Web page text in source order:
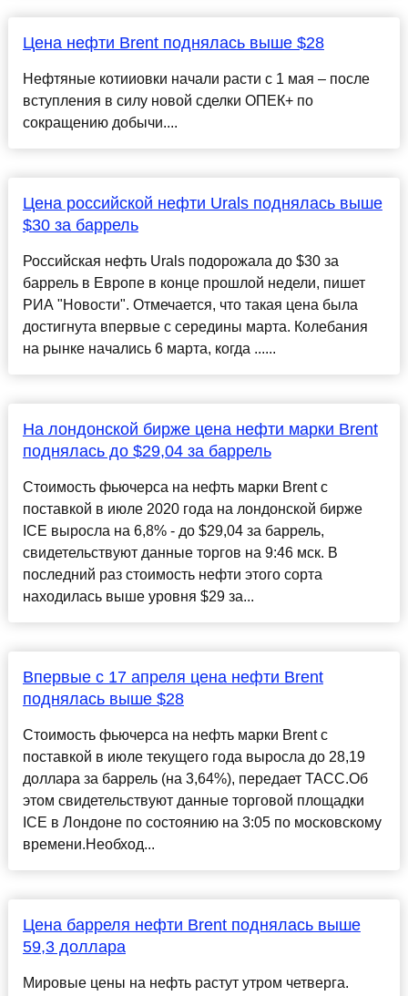
Цена нефти Brent поднялась выше $28
Нефтяные котииовки начали расти с 1 мая – после
вступления в силу новой сделки ОПЕК+ по
сокращению добычи....
Цена российской нефти Urals поднялась выше
$30 за баррель
Российская нефть Urals подорожала до $30 за
баррель в Европе в конце прошлой недели, пишет
РИА "Новости". Отмечается, что такая цена была
достигнута впервые с середины марта. Колебания
на рынке начались 6 марта, когда ......
На лондонской бирже цена нефти марки Brent
поднялась до $29,04 за баррель
Стоимость фьючерса на нефть марки Brent с
поставкой в июле 2020 года на лондонской бирже
ICE выросла на 6,8% - до $29,04 за баррель,
свидетельствуют данные торгов на 9:46 мск. В
последний раз стоимость нефти этого сорта
находилась выше уровня $29 за...
Впервые с 17 апреля цена нефти Brent
поднялась выше $28
Стоимость фьючерса на нефть марки Brent с
поставкой в июле текущего года выросла до 28,19
доллара за баррель (на 3,64%), передает ТАСС.Об
этом свидетельствуют данные торговой площадки
ICE в Лондоне по состоянию на 3:05 по московскому
времени.Необход...
Цена барреля нефти Brent поднялась выше
59,3 доллара
Мировые цены на нефть растут утром четверга.